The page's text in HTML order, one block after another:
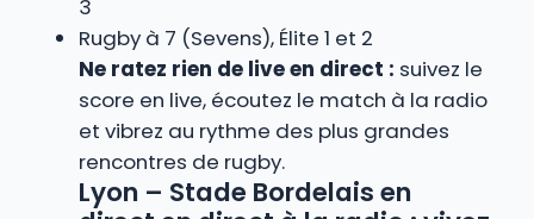
3
Rugby à 7 (Sevens), Élite 1 et 2
Ne ratez rien de live en direct : suivez le
score en live, écoutez le match à la radio
et vibrez au rythme des plus grandes
rencontres de rugby.
Lyon – Stade Bordelais en